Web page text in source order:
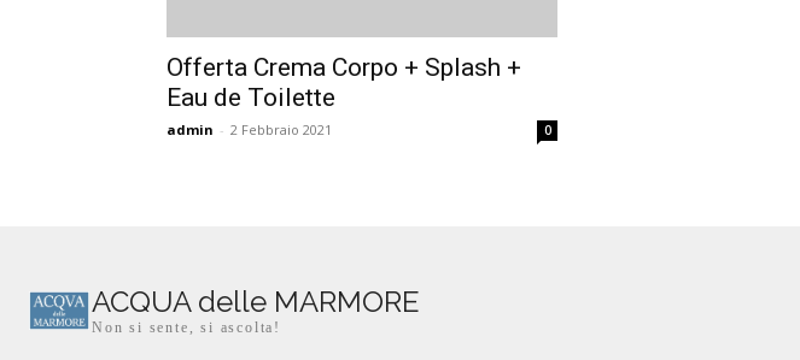
Offerta Crema Corpo + Splash +
Eau de Toilette
admin - 2 Febbraio 2021 0
ACQUA delle MARMORE
Non si sente, si ascolta!